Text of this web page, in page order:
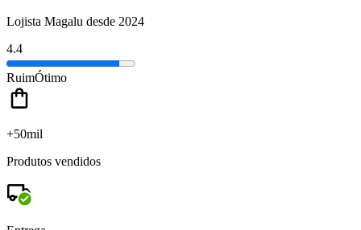
Lojista Magalu desde 2024
4.4
RuimÓtimo
+50mil
Produtos vendidos